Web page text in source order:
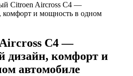
Citroen Aircross C4 —
и мощность в одном
C4 —
дизайн, комфорт и
автомобиле